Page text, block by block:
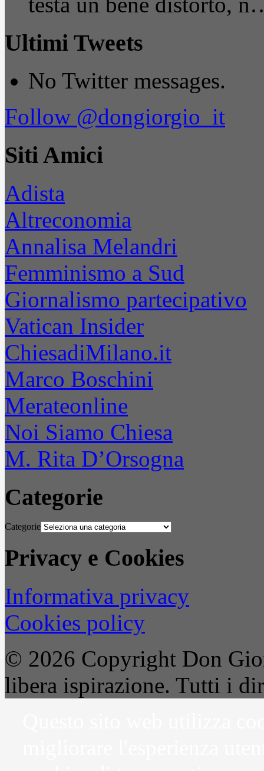
Ultimi Tweets
No Twitter messages.
Follow @dongiorgio_it
Siti Amici
Adista
Altreconomia
Annalisa Melandri
Femminismo a Sud
Giornalismo partecipativo
Vatican Insider
ChiesadiMilano.it
Marco Boschini
Merateonline
Noi Siamo Chiesa
M. Rita D’Orsogna
Categorie
Categorie
Privacy e Cookies
Informativa privacy
Cookies policy
© 2026 Copyright Don
libera ispirazione. Tutti i